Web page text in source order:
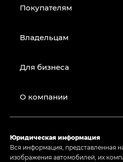
Покупателям
Владельцам
Для бизнеса
О компании
Юридическая информация
Вся информация, представленная
изображения автомобилей, их